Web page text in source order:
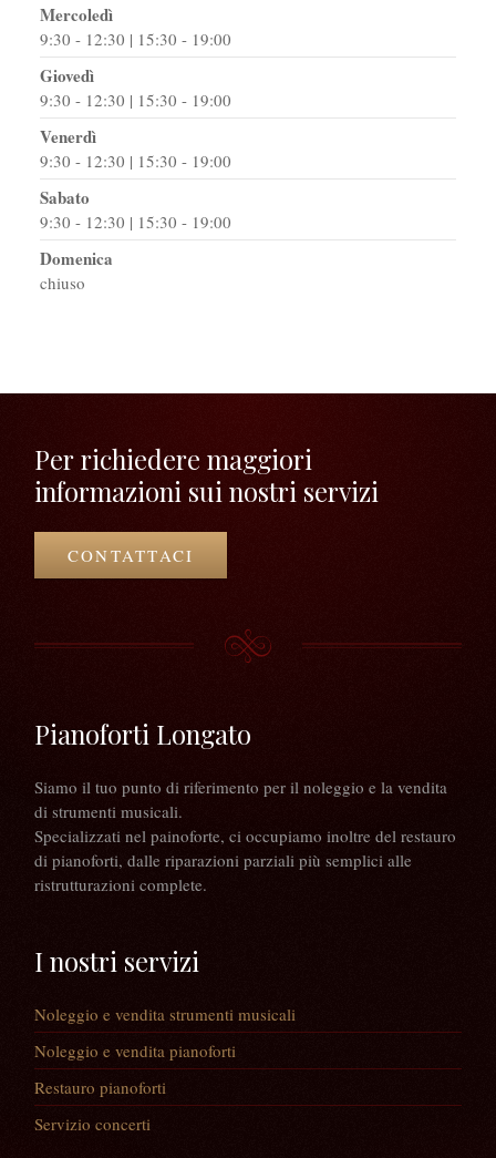
Mercoledì
9:30 - 12:30 | 15:30 - 19:00
Giovedì
9:30 - 12:30 | 15:30 - 19:00
Venerdì
9:30 - 12:30 | 15:30 - 19:00
Sabato
9:30 - 12:30 | 15:30 - 19:00
Domenica
chiuso
Per richiedere maggiori
informazioni sui nostri servizi
CONTATTACI
Pianoforti Longato
Siamo il tuo punto di riferimento per il noleggio e la vendita
di strumenti musicali.
Specializzati nel painoforte, ci occupiamo inoltre del restauro
di pianoforti, dalle riparazioni parziali più semplici alle
ristrutturazioni complete.
I nostri servizi
Noleggio e vendita strumenti musicali
Noleggio e vendita pianoforti
Restauro pianoforti
Servizio concerti